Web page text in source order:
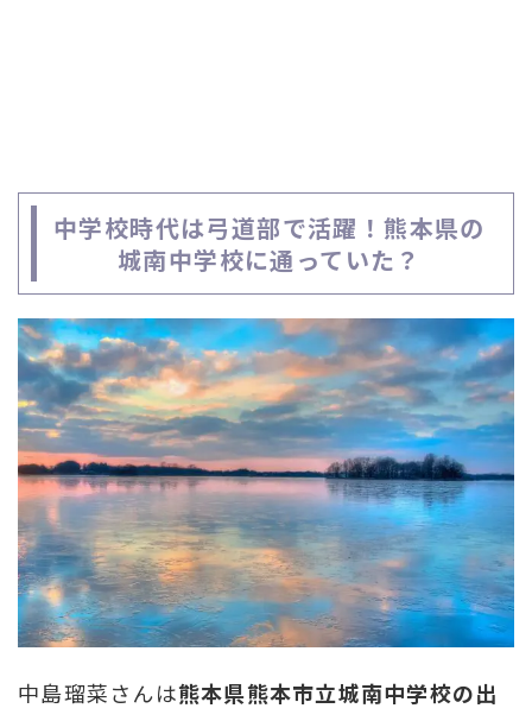
中学校時代は弓道部で活躍！熊本県の
城南中学校に通っていた？
中島瑠菜さんは熊本県熊本市立城南中学校の出